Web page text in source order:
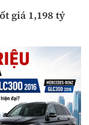
giá 1,198 tỷ